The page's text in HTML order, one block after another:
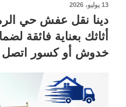
نُشر
13 يوليو، 2026
أثاثك بعناية فائقة
خدوش أو كسور اتصل